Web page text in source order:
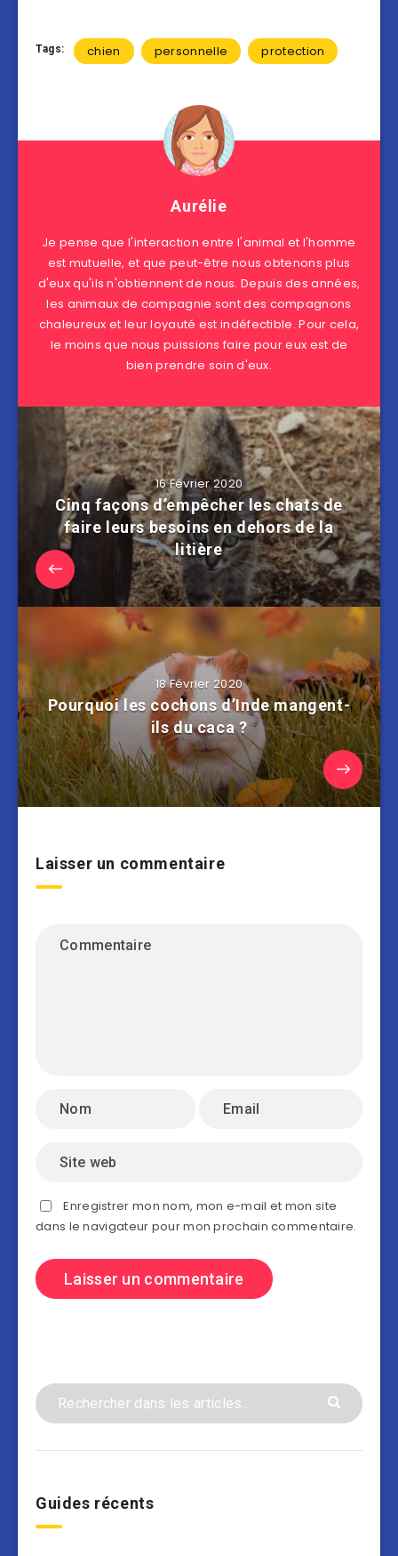
Tags: chien personnelle protection
Aurélie
Je pense que l'interaction entre l'animal et l'homme
est mutuelle, et que peut-être nous obtenons plus
d'eux qu'ils n'obtiennent de nous. Depuis des années,
les animaux de compagnie sont des compagnons
chaleureux et leur loyauté est indéfectible. Pour cela,
le moins que nous puissions faire pour eux est de
bien prendre soin d'eux.
16 Février 2020
Cinq façons d’empêcher les chats de
faire leurs besoins en dehors de la
litière
18 Février 2020
Pourquoi les cochons d’Inde mangent-
ils du caca ?
Laisser un commentaire
Enregistrer mon nom, mon e-mail et mon site
dans le navigateur pour mon prochain commentaire.
Guides récents